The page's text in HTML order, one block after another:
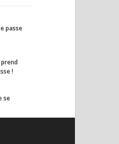
passe
!
se